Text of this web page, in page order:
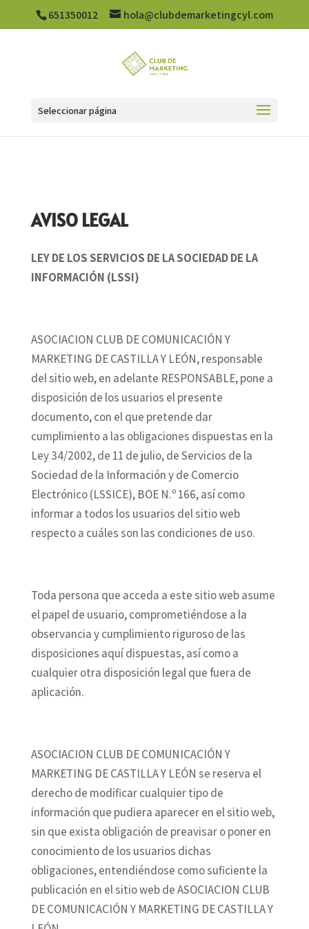
651350012 hola@clubdemarketingcyl.com
Seleccionar página
AVISO LEGAL
LEY DE LOS SERVICIOS DE LA SOCIEDAD DE LA
INFORMACIÓN (LSSI)
ASOCIACION CLUB DE COMUNICACIÓN Y
MARKETING DE CASTILLA Y LEÓN, responsable
del sitio web, en adelante RESPONSABLE, pone a
disposición de los usuarios el presente
documento, con el que pretende dar
cumplimiento a las obligaciones dispuestas en la
Ley 34/2002, de 11 de julio, de Servicios de la
Sociedad de la Información y de Comercio
Electrónico (LSSICE), BOE N.º 166, así como
informar a todos los usuarios del sitio web
respecto a cuáles son las condiciones de uso.
Toda persona que acceda a este sitio web asume
el papel de usuario, comprometiéndose a la
observancia y cumplimiento riguroso de las
disposiciones aquí dispuestas, así como a
cualquier otra disposición legal que fuera de
aplicación.
ASOCIACION CLUB DE COMUNICACIÓN Y
MARKETING DE CASTILLA Y LEÓN se reserva el
derecho de modificar cualquier tipo de
información que pudiera aparecer en el sitio web,
sin que exista obligación de preavisar o poner en
conocimiento de los usuarios dichas
obligaciones, entendiéndose como suficiente la
publicación en el sitio web de ASOCIACION CLUB
DE COMUNICACIÓN Y MARKETING DE CASTILLA Y